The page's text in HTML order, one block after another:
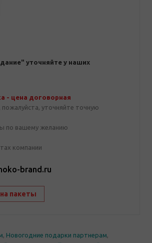
уточняйте у наших
- цена договорная
уточняйте точную
по вашему желанию
компании
brand.ru
пакеты
, Новогодние подарки партнерам,